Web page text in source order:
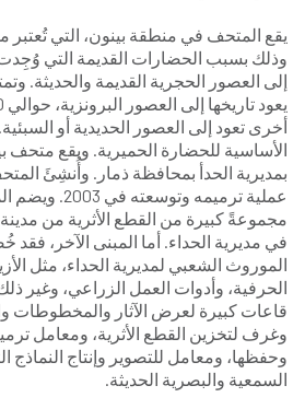
يقع المتحف في منطقة بينون، التي تُعتبر
وذلك بسبب الحضارات القديمة التي وُجِدت
إلى العصور الحجرية القديمة والحديثة.
أخرى تعود إلى العصور الحديدية أو
الأساسية للحضارة الحميرية. ويقع متحف
عملية ترميمه
مجموعةً كبيرة من القطع الأثرية من
في مديرية الحداء. أما المبنى الآخر،
الموروث الشعبي لمديرية الحداء، مثل
الحرفية، وأدوات العمل الزراعي، وغير
قاعات كبيرة لعرض الآثار والمخطوطات
وغرف لتخزين القطع الأثرية، ومعامل ترميم
وحفظها، ومعامل للتصوير وإنتاج النماذج
السمعية والبصرية الحديثة.